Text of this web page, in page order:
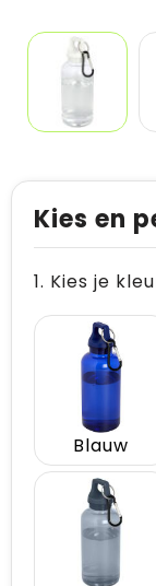
Kies en
1. Kies je
Blauw